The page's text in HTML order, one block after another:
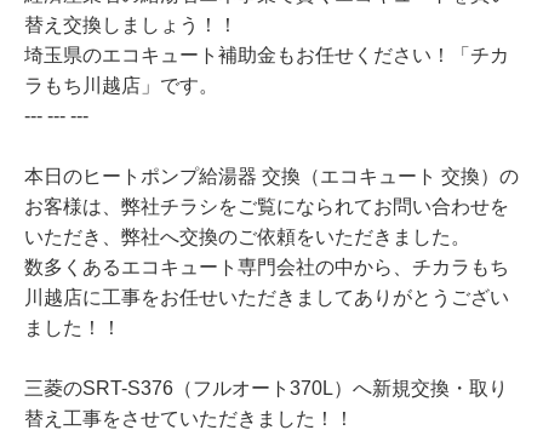
替え交換しましょう！！
埼玉県のエコキュート補助金もお任せください！「チカ
ラもち川越店」です。
--- --- ---
本日のヒートポンプ給湯器 交換（エコキュート 交換）の
お客様は、弊社チラシをご覧になられてお問い合わせを
いただき、弊社へ交換のご依頼をいただきました。
数多くあるエコキュート専門会社の中から、チカラもち
川越店に工事をお任せいただきましてありがとうござい
ました！！
三菱のSRT-S376（フルオート370L）へ新規交換・取り
替え工事をさせていただきました！！